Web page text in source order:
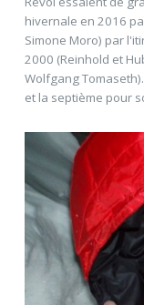
hivernale en 2016
Simone Moro) par
2000 (Reinhold et
Wolfgang
et la septième pour